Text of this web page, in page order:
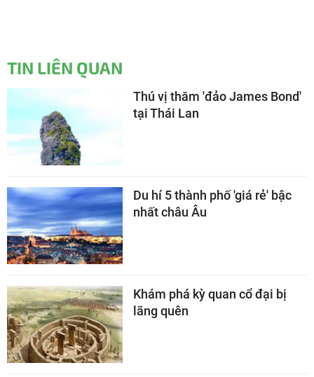
TIN LIÊN QUAN
Thú vị thăm 'đảo James Bond'
tại Thái Lan
Du hí 5 thành phố 'giá rẻ' bậc
nhất châu Âu
Khám phá kỳ quan cổ đại bị
lãng quên